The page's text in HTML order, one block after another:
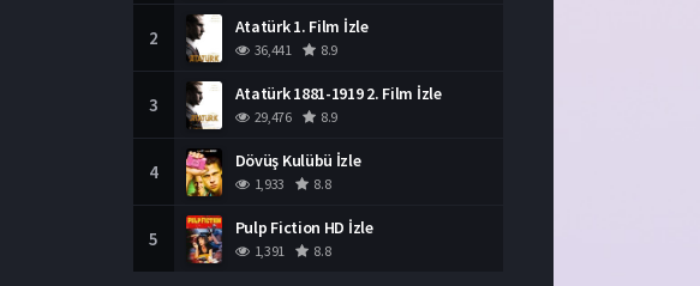
2 Atatürk 1. Film İzle
36,441 8.9
3 Atatürk 1881-1919 2. Film İzle
29,476 8.9
4 Dövüş Kulübü İzle
1,933 8.8
5 Pulp Fiction HD İzle
1,391 8.8